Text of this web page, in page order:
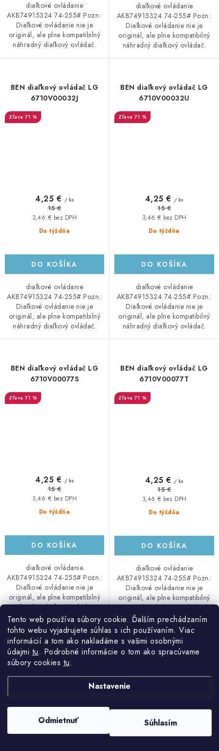
Tento web používa súbory cookie. Ďalším prechádzaním
tohto webu vyjadrujete súhlas s ich používaním. Viac
informácií a tom ako nakladáme s vašimi osobnými
údajmi tu. Podrobné informácie o tom ako spracúvame
súbory cookies tu.
Nastavenie
Odmietnuť Súhlasím
diaľkové ovládanie
AKB74915324 74-255# Pozn.:
Diaľkové ovládanie nie je
originál, ale plne kompatibilný
náhradný diaľkový ovládač.
diaľkové ovládanie
AKB74915324 74-255# Pozn.:
Diaľkové ovládanie nie je
originál, ale plne kompatibilný
náhradný diaľkový ovládač.
BEN diaľkový ovládač LG
6710V00032J
71 %
Do týždňa
3,46 € bez DPH
4,25 € / ks
15 €
DO KOŠÍKA
diaľkové ovládanie
AKB74915324 74-255# Pozn.:
Diaľkové ovládanie nie je
originál, ale plne kompatibilný
náhradný diaľkový ovládač.
BEN diaľkový ovládač LG
6710V00032U
71 %
Do týždňa
3,46 € bez DPH
4,25 € / ks
15 €
DO KOŠÍKA
diaľkové ovládanie
AKB74915324 74-255# Pozn.:
Diaľkové ovládanie nie je
originál, ale plne kompatibilný
náhradný diaľkový ovládač.
BEN diaľkový ovládač LG
6710V00077S
71 %
Do týždňa
3,46 € bez DPH
4,25 € / ks
15 €
DO KOŠÍKA
diaľkové ovládanie
AKB74915324 74-255# Pozn.:
Diaľkové ovládanie nie je
originál, ale plne kompatibilný
náhradný diaľkový ovládač.
BEN diaľkový ovládač LG
6710V00077T
71 %
Do týždňa
3,46 € bez DPH
4,25 € / ks
15 €
DO KOŠÍKA
diaľkové ovládanie
AKB74915324 74-255# Pozn.:
Diaľkové ovládanie nie je
originál, ale plne kompatibilný
náhradný diaľkový ovládač.
BEN diaľkový ovládač LG
6710V00077V
71 %
BEN diaľkový ovládač LG
71 %